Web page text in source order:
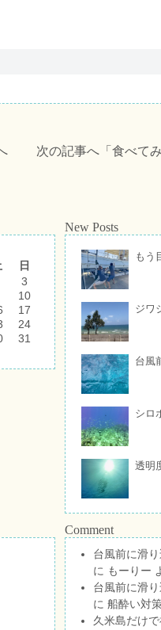
へ 次の記事へ「 食べて
日
3
10
17
24
31
New Posts
もう
ジワ
台風
シロ
透明
Comment
台風前に滑
に もーりー
台風前に滑
に 船酔い対
久米島だけ